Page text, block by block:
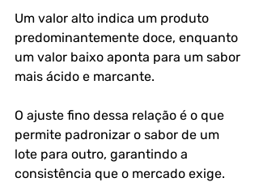
Um valor alto indica um produto
predominantemente doce, enquanto
um valor baixo aponta para um sabor
mais ácido e marcante.
O ajuste fino dessa relação é o que
permite padronizar o sabor de um
lote para outro, garantindo a
consistência que o mercado exige.